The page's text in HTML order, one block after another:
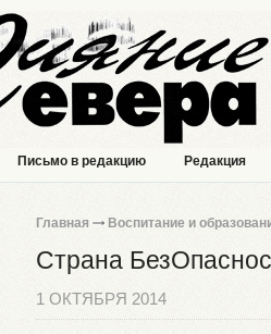
Письмо в редакцию Редакция
Главная Воспитание и
Страна
1 ОКТЯБРЯ 2014